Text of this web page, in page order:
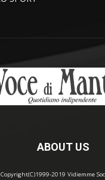
ABOUT US
2019 Vidiemme